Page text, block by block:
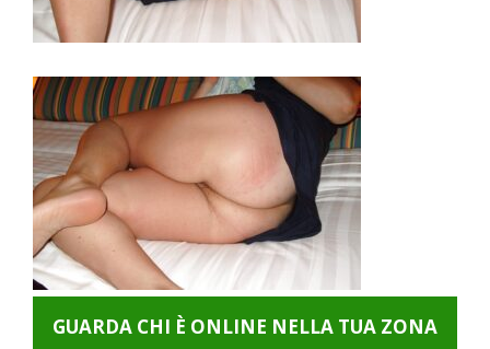
GUARDA CHI È ONLINE NELLA TUA ZONA